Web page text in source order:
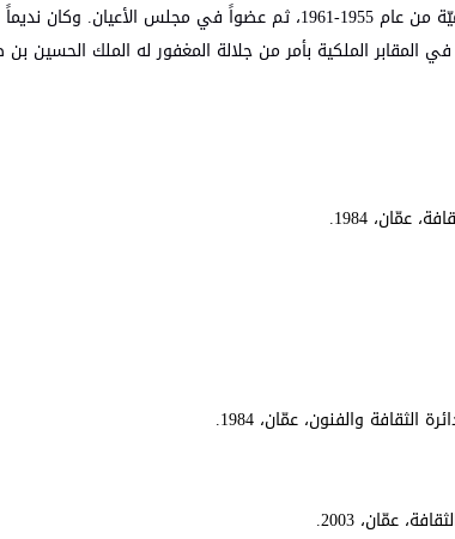
كان عضواً في مجلس الأوقاف الأعلى عام 1947، وعضواً في الهيئة العلمية الإسلاميّة من عام 1955-1961، ثم عضواً في مجلس
في مجالسه الدينية والأدبية. توفي في عمان عام 1973. ودفن في المقابر الملكية بأمر من جلالة المغفور له الملك
1984.
والفنون، عمّان، 1984.